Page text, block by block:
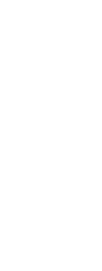
Alerta
fuerte
Jaén,